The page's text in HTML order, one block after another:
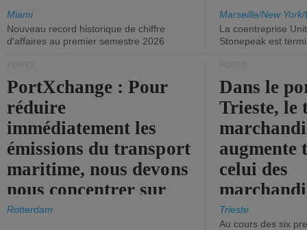
Miami
Nouveau record historique de chiffre
d'affaires au premier semestre 2026
Marseille/New
La coentreprise
Stonepeak est
PortXchange : Pour
réduire
immédiatement les
émissions du transport
maritime, nous devons
nous concentrer sur
les ports.
Rotterdam
Dans le
Trieste, le
augmente
celui des
diminue.
Trieste
Au cours des six